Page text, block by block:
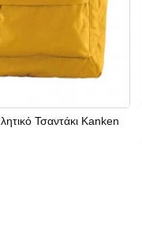
Τσαντάκι Kаnken